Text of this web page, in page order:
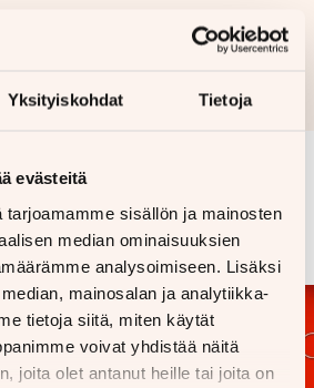
Yksityiskohdat Tietoja
evästeitä
tarjoamamme sisällön ja mainosten
median ominaisuuksien
analysoimiseen. Lisäksi
mainosalan ja analytiikka-
tietoja siitä, miten käytät
voivat yhdistää näitä
joita olet antanut heille tai joita on
ja kaskovakuutuksen.
ajoneuvoja